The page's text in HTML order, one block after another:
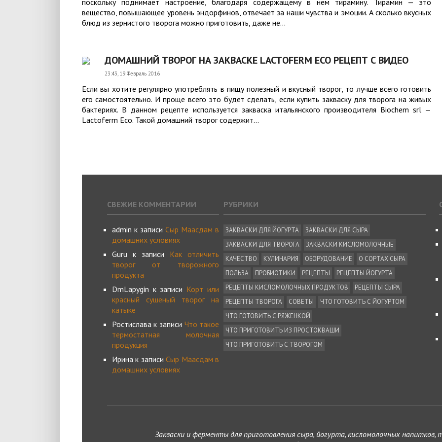
поскольку поднимает настроение, благодаря содержащему в нем тирамину. Тирамин — это
вещество, повышающее уровень эндорфинов, отвечает за наши чувства и эмоции. А сколько вкусных
блюд из зернистого творога можно приготовить, даже не...
ДОМАШНИЙ ТВОРОГ НА ЗАКВАСКЕ LACTОFERM ECO РЕЦЕПТ С ВИДЕО
23:43, 19 Февраль 2016
Если вы хотите регулярно употреблять в пищу полезный и вкусный творог, то лучше всего готовить
его самостоятельно. И проще всего это будет сделать, если купить закваску для творога на живых
бактериях. В данном рецепте используется закваска итальянского производителя Biochem srl —
Lactоferm Eco. Такой домашний творог содержит...
СВЕЖИЕ КОММЕНТАРИИ
admin к записиСыр Маасдам в
домашних условиях
Guruк записи Как отличить
творог от творожного
продукта
DmLapygin к записи Корт или
красный сушеный творог на
катыке
Ростиславак записи Что такое
термостатная молочная
продукция
Иринак записиСыр Маасдам в
домашних условиях
РУБРИКИ
ЗАКВАСКИ ДЛЯ ЙОГУРТА
ЗАКВАСКИ ДЛЯ СЫРА
ЗАКВАСКИ ДЛЯ ТВОРОГА
ЗАКВАСКИ КИСЛОМОЛОЧНЫЕ
КАЧЕСТВО
КУЛИНАРИЯ ОБОРУДОВАНИЕ
О СОРТАХ СЫРА
ПОЛЬЗА
ПРОБИОТИКИ РЕЦЕПТЫ
РЕЦЕПТЫ ЙОГУРТА
РЕЦЕПТЫ КИСЛОМОЛОЧНЫХ ПРОДУКТОВ
РЕЦЕПТЫ СЫРА
РЕЦЕПТЫ ТВОРОГА
СОВЕТЫ
ЧТО ГОТОВИТЬ С ЙОГУРТОМ
ЧТО ГОТОВИТЬ С РЯЖЕНКОЙ
ЧТО ПРИГОТОВИТЬ ИЗ ПРОСТОКВАШИ
ЧТО ПРИГОТОВИТЬ С ТВОРОГОМ
Закваски и ферменты для приготовления сыра, йогурта, кисломолочных напитков,